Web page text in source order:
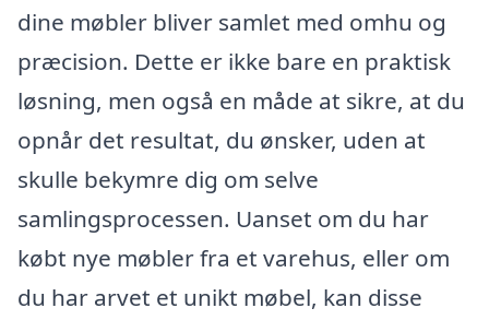
dine møbler bliver samlet med omhu og
præcision. Dette er ikke bare en praktisk
løsning, men også en måde at sikre, at du
opnår det resultat, du ønsker, uden at
skulle bekymre dig om selve
samlingsprocessen. Uanset om du har
købt nye møbler fra et varehus, eller om
du har arvet et unikt møbel, kan disse